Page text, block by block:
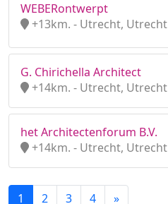
WEBERontwerpt
+13km. - Utrecht, Utrecht
G. Chirichella Architect
+14km. - Utrecht, Utrecht
het Architectenforum B.V.
+14km. - Utrecht, Utrecht
1 2 3 4 »